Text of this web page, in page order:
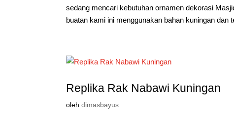
sedang mencari kebutuhan ornamen dekorasi
buatan kami ini menggunakan bahan kuningan dan
Replika Rak Nabawi Kuningan
olehdimasbayus